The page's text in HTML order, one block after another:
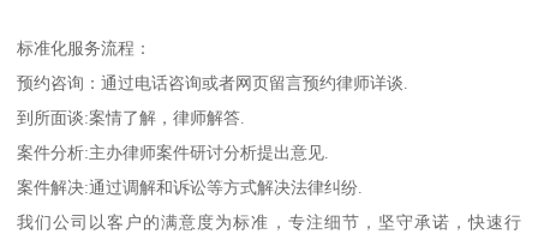
标准化服务流程：
预约咨询：通过电话咨询或者网页留言预约律师详谈.
到所面谈:案情了解，律师解答.
案件分析:主办律师案件研讨分析提出意见.
案件解决:通过调解和诉讼等方式解决法律纠纷.
我们公司以客户的满意度为标准，专注细节，坚守承诺，快速行